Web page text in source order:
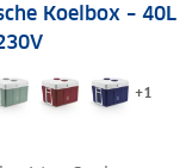
Koelbox – 40L
+1